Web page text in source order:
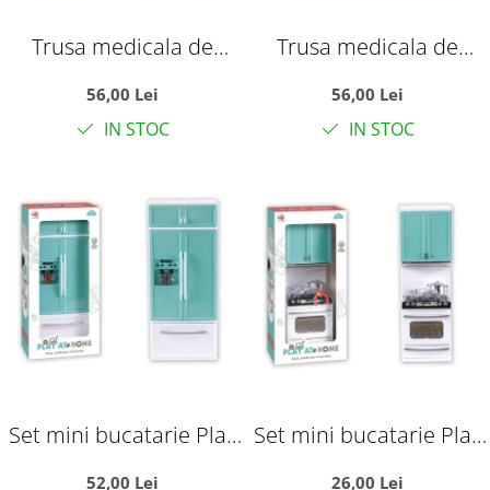
Trusa medicala de
stetoscop, seringa si
accesorii de doctor,
56,00 Lei
IN STOC
Trusa medicala de
stetoscop, seringa si
accesorii de doctor, roz,
56,00 Lei
IN STOC
Set mini bucatarie Play
52,00 Lei
Set mini bucatarie Play
26,00 Lei